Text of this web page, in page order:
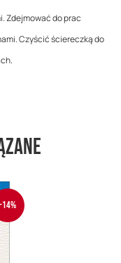
Zdejmować do prac
Czyścić ściereczką do
-14%